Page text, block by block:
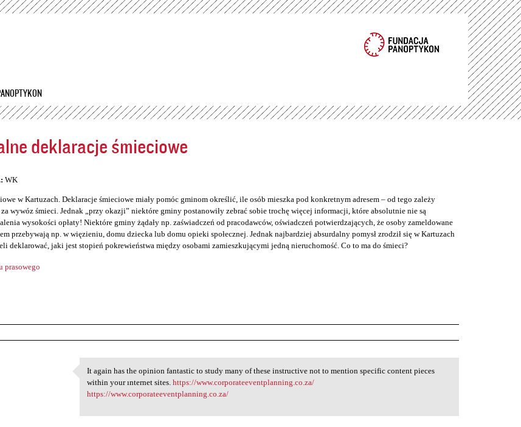
Przejdź
deklaracje śmieciowe
WK
w Kartuzach. Deklaracje śmieciowe miały pomóc gminom określić, ile osób mieszka pod konkretnym adresem – od tego zależy
wywóz śmieci. Jednak „przy okazji” niektóre gminy postanowiły zebrać sobie trochę więcej informacji, które absolutnie nie są
wysokości opłaty! Niektóre gminy żądały np. zaświadczeń od pracodawców, oświadczeń potwierdzających, że osoby zameldowane
przebywają np. w więzieniu, domu dziecka lub domu opieki społecznej. Jednak najbardziej absurdalny pomysł zrodził się w Kartuzach
deklarować, jaki jest stopień pokrewieństwa między osobami zamieszkującymi jedną nieruchomość. Co to ma do śmieci?
prasowego
It again has the opinion
It again has the opinion fantastic to study many of these instructive not to mention specific content pieces
within your ınternet sites.https://www.corporateeventplanning.co.za/
https://www.corporateeventplanning.co.za/